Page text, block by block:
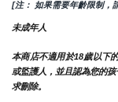
[注： 如果需要年齡限制，
未成年人
本商店不適用於18歲以下
或監護人，並且認為您的
求刪除。